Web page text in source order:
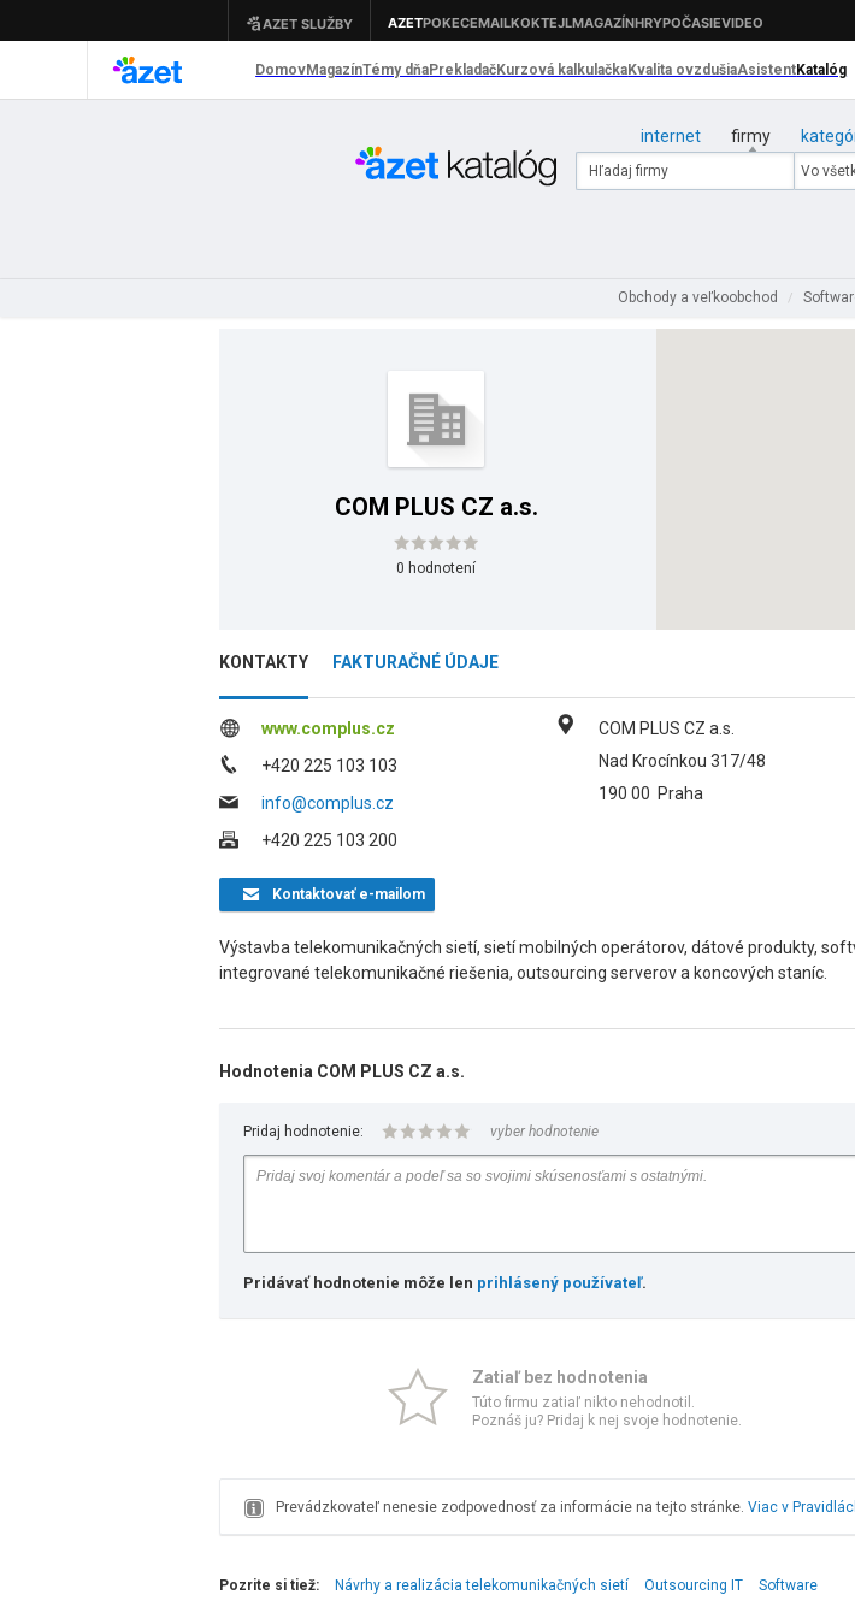
internet firmy
Obchody a veľkoobchod /
COM PLUS CZ a.s.
0 hodnotení
KONTAKTY FAKTURAČNÉ ÚDAJE
www.complus.cz
+420 225 103 103
info@complus.cz
+420 225 103 200
COM PLUS CZ a.s.
Nad Krocínkou 317/48
190 00 Praha
Kontaktovaťe-mailom
Výstavba telekomunikačných sietí, sietí mobilných operátorov, dátové produkty,
integrované telekomunikačné riešenia, outsourcing serverov a koncových staníc.
Hodnotenia COM PLUS CZ a.s.
Pridaj hodnotenie: vyber hodnotenie
Pridávať hodnotenie môže len prihlásený používateľ.
Zatiaľ bez hodnotenia
Túto firmu zatiaľ nikto nehodnotil.
Poznáš ju? Pridaj k nej svoje hodnotenie.
Prevádzkovateľ nenesie zodpovednosť za informácie na tejto stránke. Viac v
Pozrite si tiež: Návrhy a realizácia telekomunikačných sietí Outsourcing IT Software